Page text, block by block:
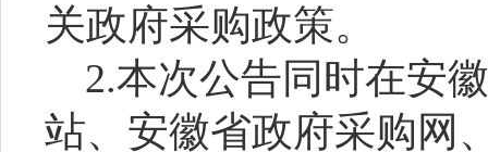
关政府采购政策。
2.本次公告同时在安
站、安徽省政府采购网